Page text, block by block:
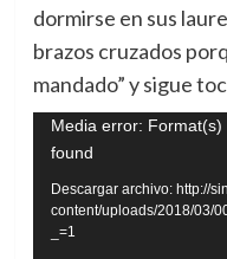
dormirse en sus
brazos cruzados
mandado” y sigue
Reproductor
de
vídeo
Media error:
found
Descargar archivo: http://
content/uploads/2018/03/
_=1